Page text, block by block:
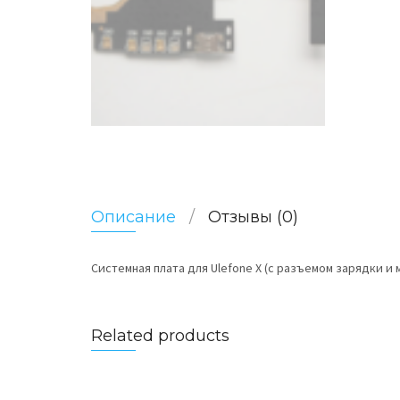
Описание Отзывы (0)
Системная плата для Ulefone X (с разъемом зарядки
Related products